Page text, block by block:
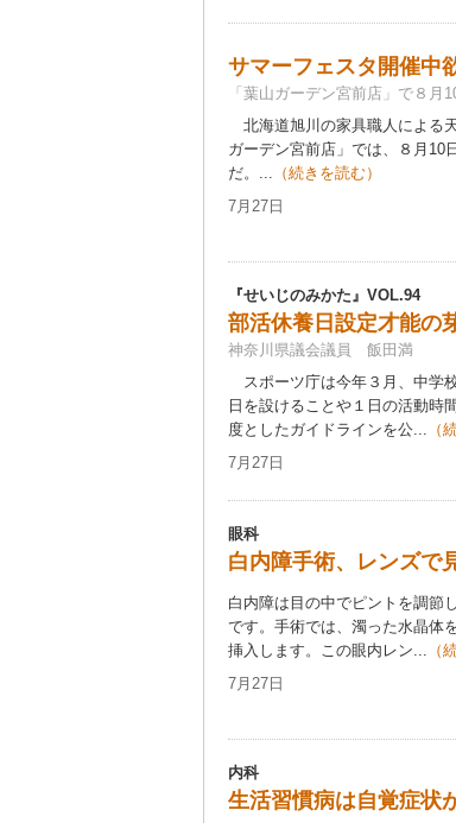
サマーフェスタ開催中
「葉山ガーデン宮前店」で８月
北海道旭川の家具職人による
ガーデン宮前店」では、８月10
だ。... （続きを読む）
7月27日
『せいじのみかた』VOL.‌94
部活休養日設定才能の
神奈川県議会議員 飯田満
スポーツ庁は今年３月、中学
日を設けることや１日の活動時
度としたガイドラインを公... （
7月27日
眼科
白内障手術、レンズで
白内障は目の中でピントを調節
です。手術では、濁った水晶体
挿入します。この眼内レン... （
7月27日
内科
生活習慣病は自覚症状